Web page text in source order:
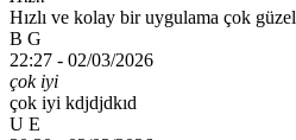
Hızlı ve kolay bir uygulama çok güzel
B G
22:27 - 02/03/2026
çok iyi
çok iyi kdjdjdkıd
U E